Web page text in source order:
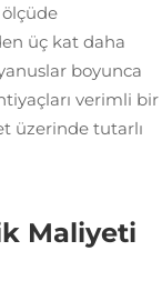
üç kat daha
boyunca
verimli bir
üzerinde tutarlı
Maliyeti